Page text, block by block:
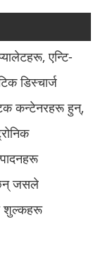
एन्टि-
डिस्चार्ज
कन्टेनरहरू हुन्,
जसले
शुल्कहरू